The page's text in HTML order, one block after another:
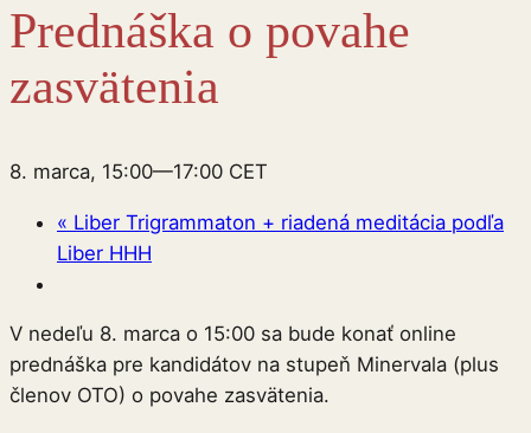
Prednáška o povahe
zasvätenia
8. marca, 15:00—17:00 CET
« Liber Trigrammaton + riadená meditácia podľa
Liber HHH
V nedeľu 8. marca o 15:00 sa bude konať online
prednáška pre kandidátov na stupeň Minervala (plus
členov OTO) o povahe zasvätenia.